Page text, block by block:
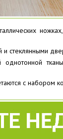
стеклянными
с набором